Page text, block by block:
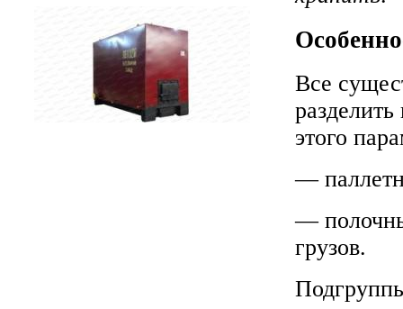
Все
этого
—
—
грузов.